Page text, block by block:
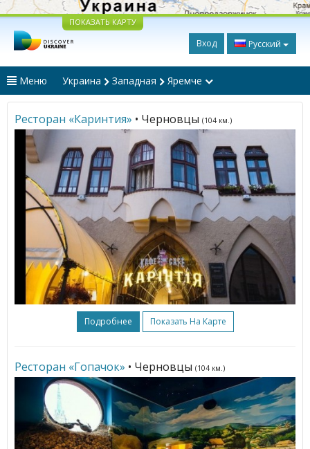
ПОКАЗАТЬ КАРТУ
Вход Русский
Меню Украина Западная Яремче
Ресторан «Каринтия» • Черновцы (104 км.)
Подробнее Показать На Карте
Ресторан «Гопачок» • Черновцы (104 км.)